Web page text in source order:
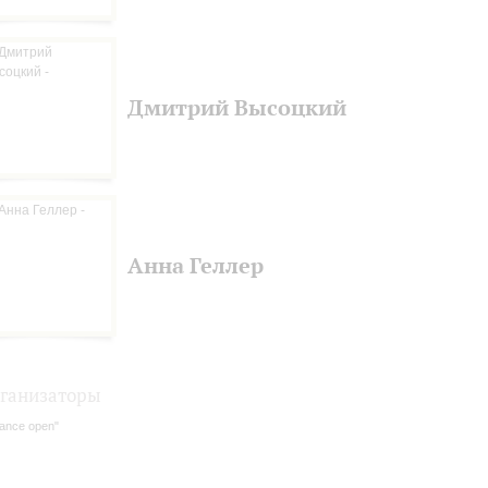
Дмитрий Высоцкий
Анна Геллер
open"